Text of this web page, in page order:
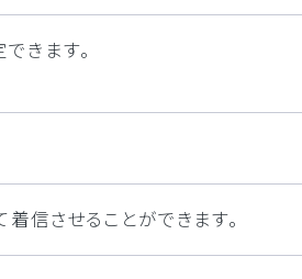
きます。
信させることができます。